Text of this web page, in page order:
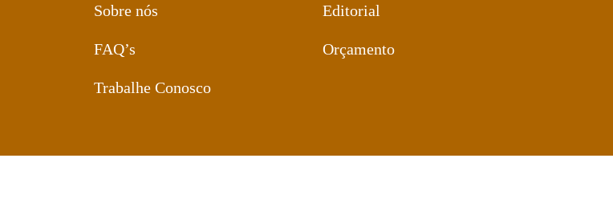
Sobre nós
FAQ’s
Trabalhe Conosco
Editorial
Orçamento